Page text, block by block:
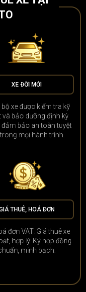
XE ĐỜI MỚI
xe được kiểm tra kỹ
và bảo dưỡng định kỳ
đảm bảo an toàn tuyệt
mọi hành trình.
THUÊ, HOÁ ĐƠN
đơn VAT. Giá thuê xe
hợp lý. Ký hợp đồng
minh bạch.